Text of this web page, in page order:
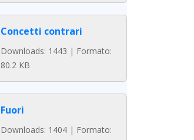
Concetti contrari
Downloads: 1443 | Formato:
80.2 KB
Fuori
Downloads: 1404 | Formato: